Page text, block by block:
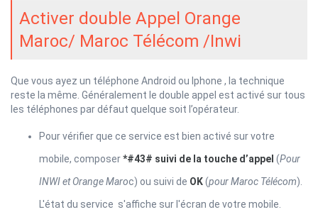
Activer double Appel Orange
Maroc/ Maroc Télécom /Inwi
Que vous ayez un téléphone Android ou Iphone , la technique
reste la même. Généralement le double appel est activé sur tous
les téléphones par défaut quelque soit l’opérateur.
Pour vérifier que ce service est bien activé sur votre
mobile, composer*#43# suivi de la touche d’appel (Pour
INWI et Orange Maroc) ou suivi de OK(pour Maroc Télécom).
L'état du service s'affiche sur l'écran de votre mobile.